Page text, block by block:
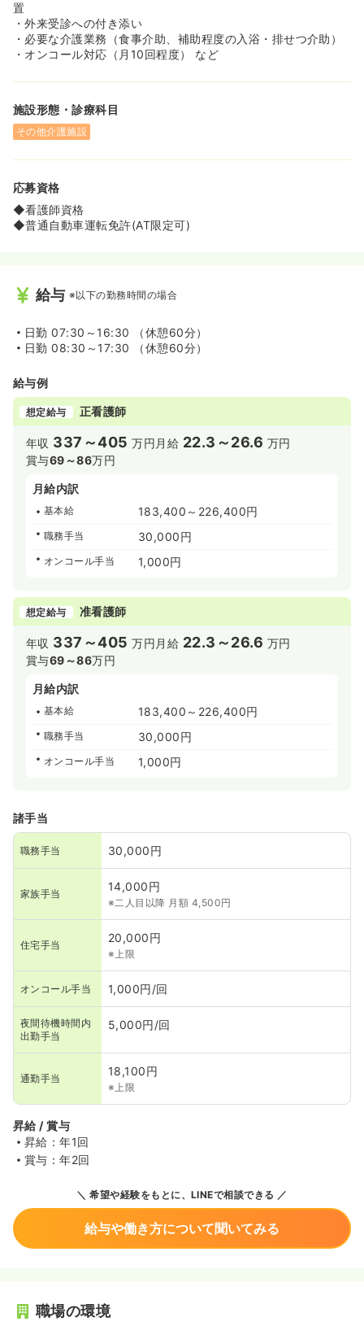
置
・外来受診への付き添い
・必要な介護業務（食事介助、補助程度の入浴・排せつ介助）
・オンコール対応（月10回程度） など
施設形態・診療科目
その他介護施設
応募資格
◆看護師資格
◆普通自動車運転免許(AT限定可)
給与 ※以下の勤務時間の場合
日勤 07:30～16:30 （休憩60分）
日勤 08:30～17:30 （休憩60分）
給与例
想定給与 正看護師
年収 337～405 万円 月給 22.3～26.6 万円
賞与69～86万円
月給内訳
基本給 183,400～226,400円
職務手当 30,000円
オンコール手当 1,000円
想定給与 准看護師
年収 337～405 万円 月給 22.3～26.6 万円
賞与69～86万円
月給内訳
基本給 183,400～226,400円
職務手当 30,000円
オンコール手当 1,000円
諸手当
職務手当 30,000円
家族手当
14,000円
※二人目以降 月額 4,500円
住宅手当
20,000円
※上限
オンコール手当 1,000円/回
夜間待機時間内
出勤手当
5,000円/回
通勤手当
18,100円
※上限
昇給 / 賞与
昇給：年1回
賞与：年2回
希望や経験をもとに、LINEで相談できる
給与や働き方について聞いてみる
職場の環境